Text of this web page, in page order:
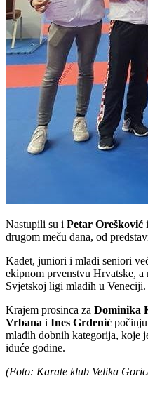
Nastupili su i Petar Orešković i
drugom meču dana, od
Kadet, juniori i mlađi seniori
ekipnom prvenstvu Hrvatske, a
Svjetskoj ligi mladih u Veneciji.
Krajem prosinca za Dominika
Vrbana i Ines Grdenić
mlađih dobnih kategorija, koje
iduće godine.
(Foto: Karate klub Velika